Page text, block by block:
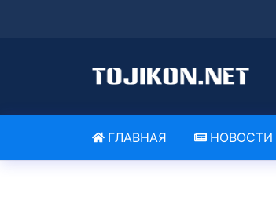
ГЛАВНАЯ НОВОСТИ